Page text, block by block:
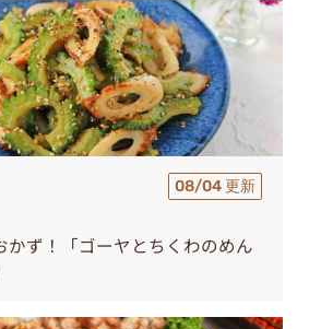
08/04 更新
かず！「ゴーヤとちくわのめん